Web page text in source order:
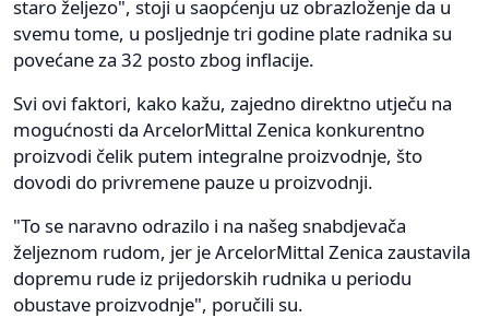
staro željezo", stoji u saopćenju uz obrazloženje da u
svemu tome, u posljednje tri godine plate radnika su
povećane za 32 posto zbog inflacije.
Svi ovi faktori, kako kažu, zajedno direktno utječu na
mogućnosti da ArcelorMittal Zenica konkurentno
proizvodi čelik putem integralne proizvodnje, što
dovodi do privremene pauze u proizvodnji.
"To se naravno odrazilo i na našeg snabdjevača
željeznom rudom, jer je ArcelorMittal Zenica zaustavila
dopremu rude iz prijedorskih rudnika u periodu
obustave proizvodnje", poručili su.